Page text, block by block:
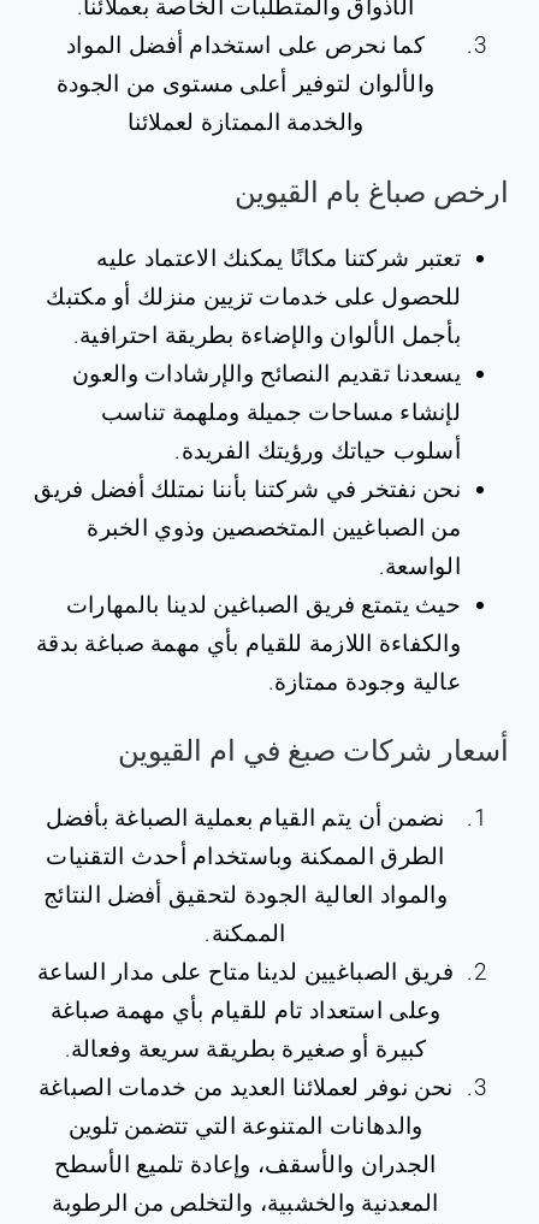
الأذواق والمتطلبات الخاصة بعملائنا.
كما نحرص على استخدام أفضل المواد
والألوان لتوفير أعلى مستوى من الجودة
والخدمة الممتازة لعملائنا
ارخص صباغ بام القيوين
تعتبر شركتنا مكانًا يمكنك الاعتماد عليه
للحصول على خدمات تزيين منزلك أو مكتبك
بأجمل الألوان والإضاءة بطريقة احترافية.
يسعدنا تقديم النصائح والإرشادات والعون
لإنشاء مساحات جميلة وملهمة تناسب
أسلوب حياتك ورؤيتك الفريدة.
نحن نفتخر في شركتنا بأننا نمتلك أفضل فريق
من الصباغيين المتخصصين وذوي الخبرة
الواسعة.
حيث يتمتع فريق الصباغين لدينا بالمهارات
والكفاءة اللازمة للقيام بأي مهمة صباغة بدقة
عالية وجودة ممتازة.
أسعار شركات صبغ في ام القيوين
نضمن أن يتم القيام بعملية الصباغة بأفضل
الطرق الممكنة وباستخدام أحدث التقنيات
والمواد العالية الجودة لتحقيق أفضل النتائج
الممكنة.
فريق الصباغيين لدينا متاح على مدار الساعة
وعلى استعداد تام للقيام بأي مهمة صباغة
كبيرة أو صغيرة بطريقة سريعة وفعالة.
نحن نوفر لعملائنا العديد من خدمات الصباغة
والدهانات المتنوعة التي تتضمن تلوين
الجدران والأسقف، وإعادة تلميع الأسطح
المعدنية والخشبية، والتخلص من الرطوبة